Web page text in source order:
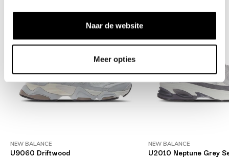
Naar de website
Meer opties
NEW BALANCE
U9060 Driftwood
NEW BALANCE
U2010 Neptune Grey